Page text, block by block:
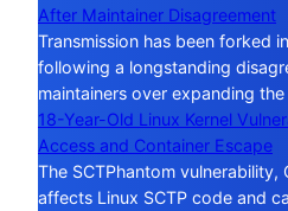
After Maintainer Disagreement
Transmission has been forked
following a longstanding
maintainers over expanding
18-Year-Old Linux Kernel
Access and Container Escape
The SCTPhantom
affects Linux SCTP code and